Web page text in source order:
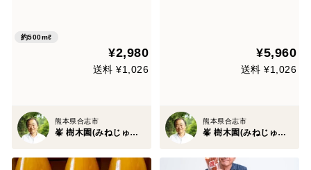
ml×1本）
約500mℓ
¥2,980
送料 ¥1,026
熊本県合志市
峯 樹木園(みねじゅもくえん)
本）ギフトにもおすすめ♪
¥5,960
送料 ¥1,026
熊本県合志市
峯 樹木園(みねじゅもくえん)